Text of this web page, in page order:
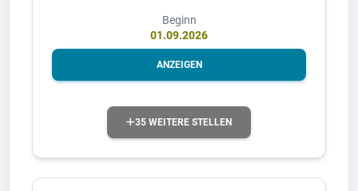
Beginn
01.09.2026
ANZEIGEN
35 WEITERE STELLEN